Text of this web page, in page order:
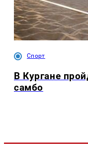
Спорт
В Кургане
самбо